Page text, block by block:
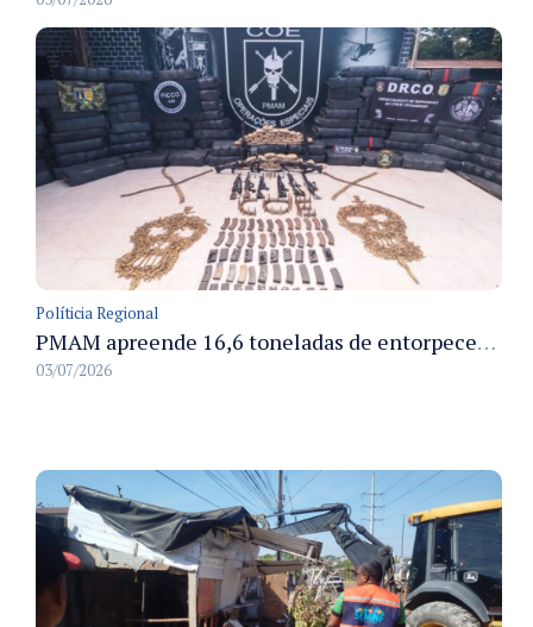
Políticia Regional
PMAM apreende 16,6 toneladas de entorpecentes e registra aumento nas prisões em flagrante e nas capturas de foragidos no primeiro semestre de 2026
03/07/2026